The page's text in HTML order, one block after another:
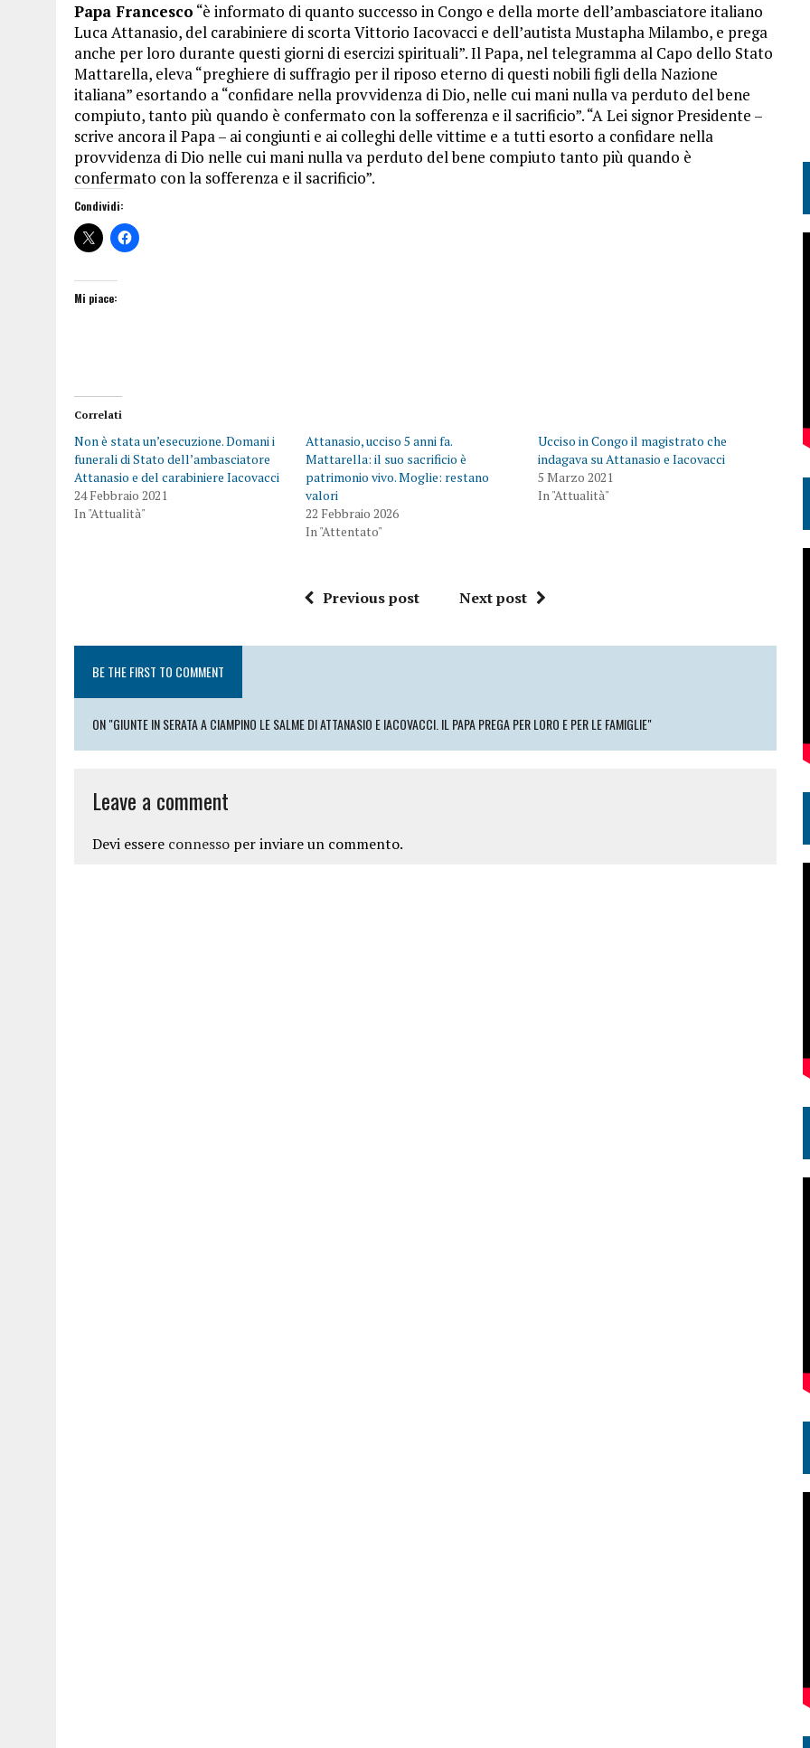
Papa Francesco “è informato di quanto successo in Congo e della morte dell’ambasciatore italiano
Luca Attanasio, del carabiniere di scorta Vittorio Iacovacci e dell’autista Mustapha Milambo, e prega
anche per loro durante questi giorni di esercizi spirituali”. Il Papa, nel telegramma al Capo dello Stato
Mattarella, eleva “preghiere di suffragio per il riposo eterno di questi nobili figli della Nazione
italiana” esortando a “confidare nella provvidenza di Dio, nelle cui mani nulla va perduto del bene
compiuto, tanto più quando è confermato con la sofferenza e il sacrificio”. “A Lei signor Presidente –
scrive ancora il Papa – ai congiunti e ai colleghi delle vittime e a tutti esorto a confidare nella
provvidenza di Dio nelle cui mani nulla va perduto del bene compiuto tanto più quando è
confermato con la sofferenza e il sacrificio”.
Condividi:
Mi piace:
Correlati
Non è stata un’esecuzione. Domani i
funerali di Stato dell’ambasciatore
Attanasio e del carabiniere Iacovacci
24 Febbraio 2021
In "Attualità"
Attanasio, ucciso 5 anni fa.
Mattarella: il suo sacrificio è
patrimonio vivo. Moglie: restano
valori
22 Febbraio 2026
In "Attentato"
Ucciso in Congo il magistrato che
indagava su Attanasio e Iacovacci
5 Marzo 2021
In "Attualità"
Previous post Next post
BE THE FIRST TO COMMENT
ON "GIUNTE IN SERATA A CIAMPINO LE SALME DI ATTANASIO E IACOVACCI. IL PAPA PREGA PER LORO E PER LE FAMIGLIE"
Leave a comment
Devi essere connesso per inviare un commento.